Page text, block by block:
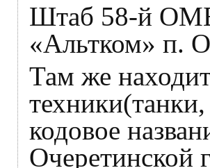
Штаб 58-й
«Альтком» п.
Там же
кодовое
Очеретинской